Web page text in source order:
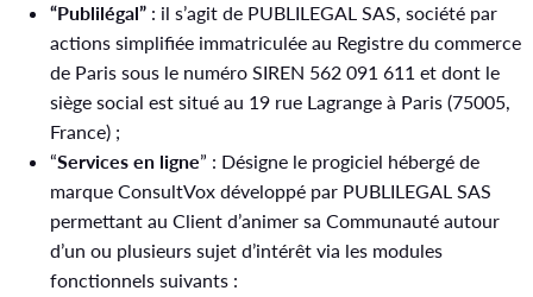
“Publilégal” : il s’agit de PUBLILEGAL SAS, société par
actions simplifiée immatriculée au Registre du commerce
de Paris sous le numéro SIREN 562 091 611 et dont le
siège social est situé au 19 rue Lagrange à Paris (75005,
France) ;
“Services en ligne” : Désigne le progiciel hébergé de
marque ConsultVox développé par PUBLILEGAL SAS
permettant au Client d’animer sa Communauté autour
d’un ou plusieurs sujet d’intérêt via les modules
fonctionnels suivants :